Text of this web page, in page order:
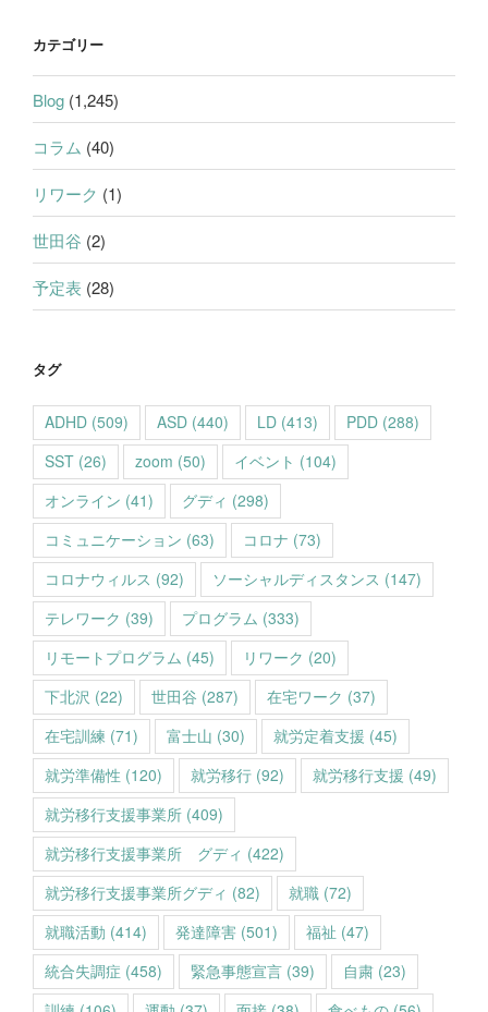
カテゴリー
Blog (1,245)
コラム (40)
リワーク (1)
世田谷 (2)
予定表 (28)
タグ
ADHD (509) ASD (440) LD (413) PDD (288)
SST (26) zoom (50) イベント (104)
オンライン (41) グディ (298)
コミュニケーション (63) コロナ (73)
コロナウィルス (92) ソーシャルディスタンス (147)
テレワーク (39) プログラム (333)
リモートプログラム (45) リワーク (20)
下北沢 (22) 世田谷 (287) 在宅ワーク (37)
在宅訓練 (71) 富士山 (30) 就労定着支援 (45)
就労準備性 (120) 就労移行 (92) 就労移行支援 (49)
就労移行支援事業所 (409)
就労移行支援事業所 グディ (422)
就労移行支援事業所グディ (82) 就職 (72)
就職活動 (414) 発達障害 (501) 福祉 (47)
統合失調症 (458) 緊急事態宣言 (39) 自粛 (23)